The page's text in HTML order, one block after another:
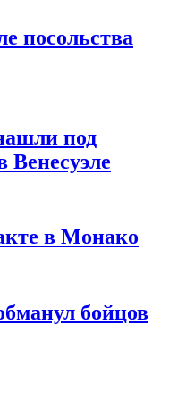
посольства
под
Венесуэле
в Монако
бойцов